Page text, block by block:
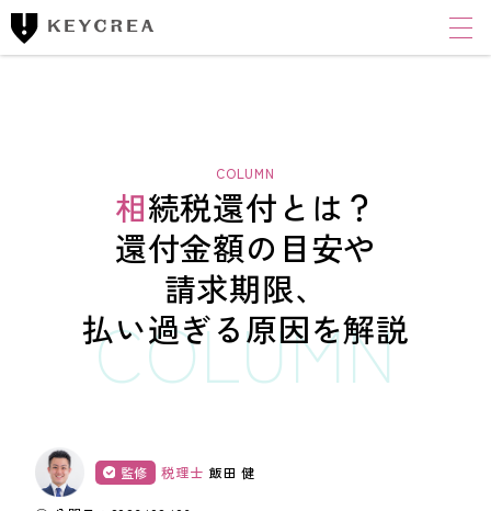
ワンストップ士業サポート
財務コンサルティング
CLOUD ACCOUNTING CORPORATION
キークレアクラウド会計株式会社
経理体制整備
経理代行
相続税還付とは？
還付金額の目安や
請求期限、
払い過ぎる原因を解説
監修 税理士 飯田 健